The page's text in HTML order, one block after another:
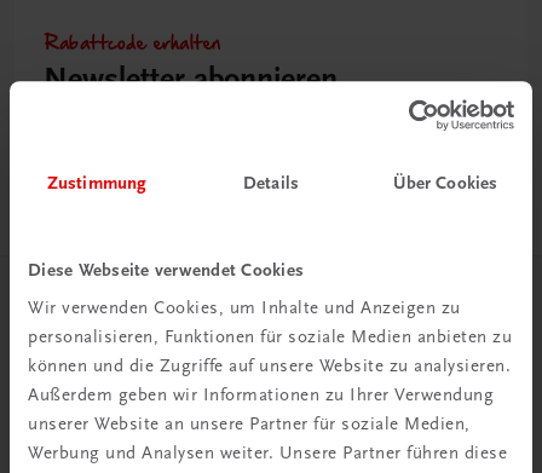
Zustimmung Details Über Cookies
Diese Webseite verwendet Cookies
Wir verwenden Cookies, um Inhalte und Anzeigen zu
personalisieren, Funktionen für soziale Medien anbieten zu
können und die Zugriffe auf unsere Website zu analysieren.
Außerdem geben wir Informationen zu Ihrer Verwendung
unserer Website an unsere Partner für soziale Medien,
Werbung und Analysen weiter. Unsere Partner führen diese
Rabattcode erhalten
Newsletter abonnieren
Herzlich willkommen bei TRAUNER!